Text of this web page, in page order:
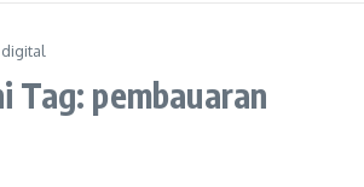
Tag: pembauaran